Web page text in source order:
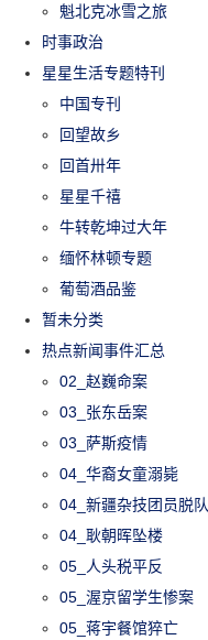
魁北克冰雪之旅
时事政治
星星生活专题特刊
中国专刊
回望故乡
回首卅年
星星千禧
牛转乾坤过大年
缅怀林顿专题
葡萄酒品鉴
暂未分类
热点新闻事件汇总
02_赵巍命案
03_张东岳案
03_萨斯疫情
04_华裔女童溺毙
04_新疆杂技团员脱队
04_耿朝晖坠楼
05_人头税平反
05_渥京留学生惨案
05_蒋宇餐馆猝亡